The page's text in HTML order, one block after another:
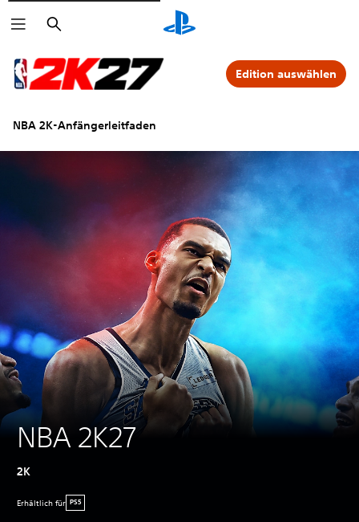
Suchen
NBA 2K-Anfängerleitfaden
Edition auswählen
NBA 2K27
2K
Erhältlich für PS5